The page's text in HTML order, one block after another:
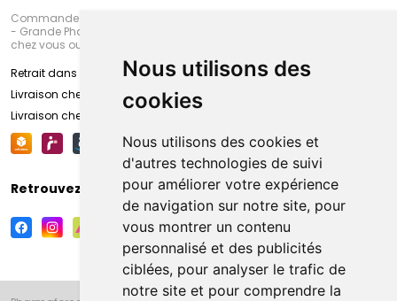
Nous utilisons des
cookies
Nous utilisons des cookies et
d'autres technologies de suivi
pour améliorer votre expérience
de navigation sur notre site, pour
vous montrer un contenu
personnalisé et des publicités
ciblées, pour analyser le trafic de
notre site et pour comprendre la
Commandez en ligne et venez chercher votre commande à Amiens
- Grande Pharmacie d’Amiens (Fachon) ou recevez-là rapidement
chez vous ou en point retrait
Retrait dans la pharmacie d’Amiens
Livraison chez vous
Livraison chez votre commerçant
Retrouvez-nous sur vos réseaux sociaux